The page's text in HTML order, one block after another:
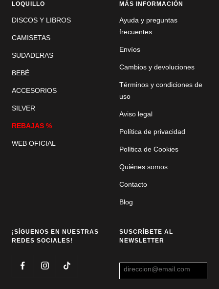
LOQUILLO
DISCOS Y LIBROS
CAMISETAS
SUDADERAS
BEBÉ
ACCESORIOS
SILVER
REBAJAS %
WEB OFICIAL
MÁS INFORMACIÓN
Ayuda y preguntas
frecuentes
Envíos
Cambios y devoluciones
Términos y condiciones de
uso
Aviso legal
Política de privacidad
Política de Cookies
Quiénes somos
Contacto
Blog
¡SÍGUENOS EN NUESTRAS
REDES SOCIALES!
SUSCRÍBETE AL
NEWSLETTER